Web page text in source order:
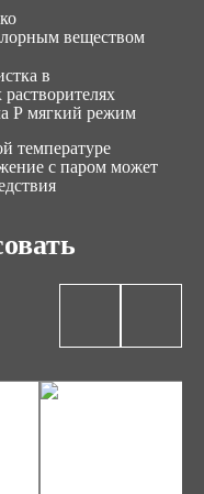
веществом
в
растворителях
Р мягкий режим
температуре
с паром может